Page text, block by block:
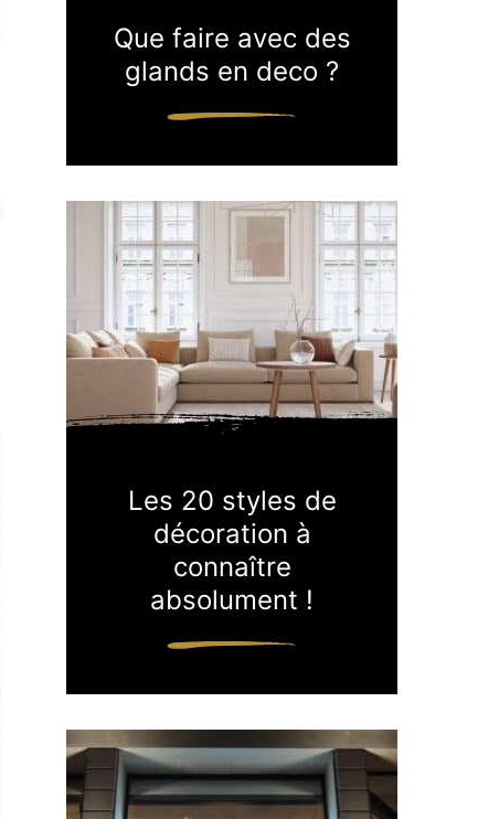
Que faire avec des
glands en deco ?
Les 20 styles de
décoration à
connaître
absolument !